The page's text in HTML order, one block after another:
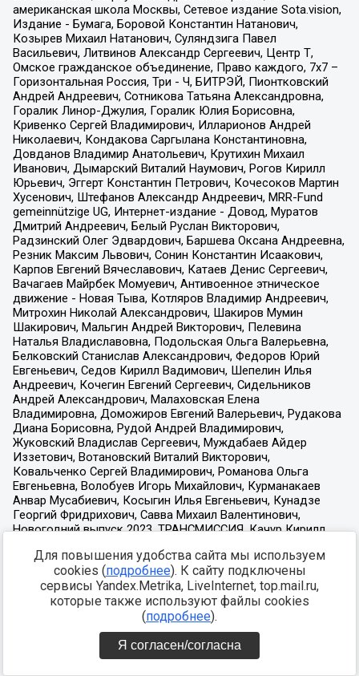
Для повышения удобства сайта мы используем
cookies (подробнее). К сайту подключены
сервисы Yandex.Metrika, LiveInternet, top.mail.ru,
которые также используют файлы cookies
(подробнее).
Я согласен/согласна